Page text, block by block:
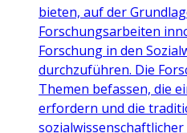
bieten, auf der
Forschungsarbeiten
Forschung in den
durchzuführen. Die
Themen befassen, die
erfordern und die